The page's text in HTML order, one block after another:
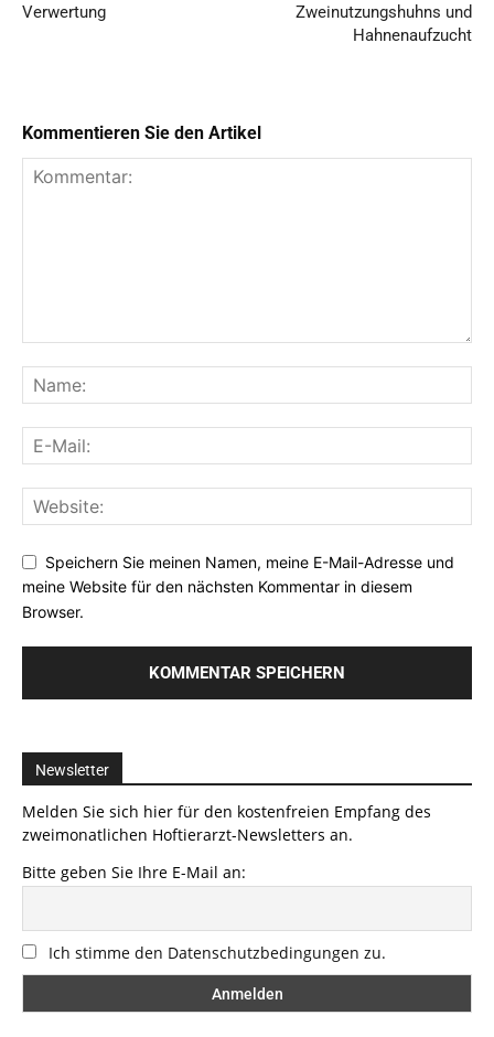
Verwertung
Zweinutzungshuhns und
Hahnenaufzucht
Kommentieren Sie den Artikel
Speichern Sie meinen Namen, meine E-Mail-Adresse und
meine Website für den nächsten Kommentar in diesem
Browser.
Newsletter
Melden Sie sich hier für den kostenfreien Empfang des
zweimonatlichen Hoftierarzt-Newsletters an.
Bitte geben Sie Ihre E-Mail an:
Ich stimme den Datenschutzbedingungen zu.